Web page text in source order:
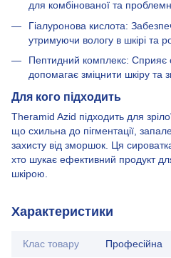
для комбінованої та
Гіалуронова кислота:
утримуючи вологу в шкірі та
Пептидний комплекс: Сприяє
допомагає зміцнити шкіру та
Для кого підходить
Theramid Azid підходить для
що схильна до пігментації,
захисту від зморшок. Ця
хто шукає ефективний продукт
шкірою.
Характеристики
Клас товару Професійна